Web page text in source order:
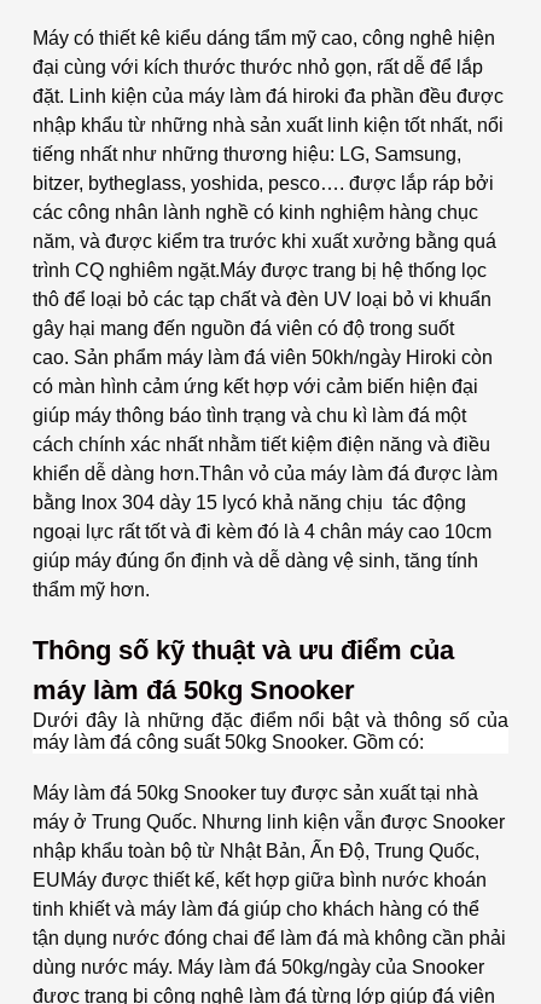
Máy có thiết kê kiểu dáng tẩm mỹ cao, công nghê hiện
đại cùng với kích thước thước nhỏ gọn, rất dễ để lắp
đặt. Linh kiện của máy làm đá hiroki đa phần đều được
nhập khẩu từ những nhà sản xuất linh kiện tốt nhất, nổi
tiếng nhất như những thương hiệu: LG, Samsung,
bitzer, bytheglass, yoshida, pesco…. được lắp ráp bởi
các công nhân lành nghề có kinh nghiệm hàng chục
năm, và được kiểm tra trước khi xuất xưởng bằng quá
trình CQ nghiêm ngặt.Máy được trang bị hệ thống lọc
thô để loại bỏ các tạp chất và đèn UV loại bỏ vi khuẩn
gây hại mang đến nguồn đá viên có độ trong suốt
cao. Sản phẩm máy làm đá viên 50kh/ngày Hiroki còn
có màn hình cảm ứng kết hợp với cảm biến hiện đại
giúp máy thông báo tình trạng và chu kì làm đá một
cách chính xác nhất nhằm tiết kiệm điện năng và điều
khiển dễ dàng hơn.Thân vỏ của máy làm đá được làm
bằng Inox 304 dày 15 lycó khả năng chịu tác động
ngoại lực rất tốt và đi kèm đó là 4 chân máy cao 10cm
giúp máy đúng ổn định và dễ dàng vệ sinh, tăng tính
thẩm mỹ hơn.
Thông số kỹ thuật và ưu điểm của
máy làm đá 50kg Snooker
Dưới đây là những đặc điểm nổi bật và thông số của
máy làm đá công suất 50kg Snooker. Gồm có:
Máy làm đá 50kg Snooker tuy được sản xuất tại nhà
máy ở Trung Quốc. Nhưng linh kiện vẫn được Snooker
nhập khẩu toàn bộ từ Nhật Bản, Ấn Độ, Trung Quốc,
EUMáy được thiết kế, kết hợp giữa bình nước khoán
tinh khiết và máy làm đá giúp cho khách hàng có thể
tận dụng nước đóng chai để làm đá mà không cần phải
dùng nước máy. Máy làm đá 50kg/ngày của Snooker
được trang bị công nghệ làm đá từng lớp giúp đá viên